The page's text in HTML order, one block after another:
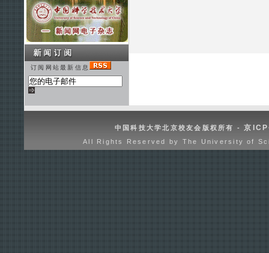
订阅网站最新信息
中国科技大学北京校友会版权所有 -京
All Rights Reserved by The University of